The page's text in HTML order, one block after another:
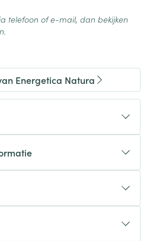
telefoon of e-mail, dan bekijken
Energetica Natura